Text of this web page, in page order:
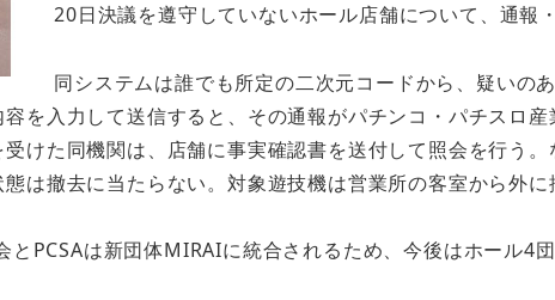
20日決議を遵守していないホール店舗について、通報
同システムは誰でも所定の二次元コードから、疑いの
を入力して送信すると、その通報がパチンコ・パチスロ
けた同機関は、店舗に事実確認書を送付して照会を行う。
は撤去に当たらない。対象遊技機は営業所の客室から外に
PCSAは新団体MIRAIに統合されるため、今後はホール4団